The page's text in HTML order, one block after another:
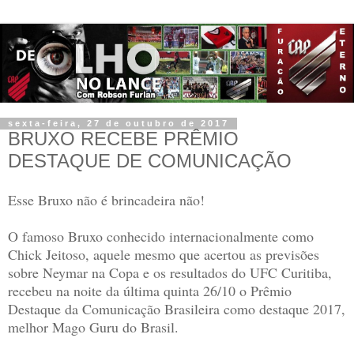
sexta-feira, 27 de outubro de 2017
BRUXO RECEBE PRÊMIO
DESTAQUE DE COMUNICAÇÃO
Esse Bruxo não é brincadeira não!
O famoso Bruxo conhecido internacionalmente como
Chick Jeitoso, aquele mesmo que acertou as previsões
sobre Neymar na Copa e os resultados do UFC Curitiba,
recebeu na noite da última quinta 26/10 o Prêmio
Destaque da Comunicação Brasileira como destaque 2017,
melhor Mago Guru do Brasil.